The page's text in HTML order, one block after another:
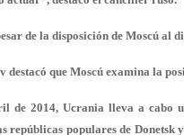
de la disposición de Moscú
destacó que Moscú examina la
de 2014, Ucrania lleva a cabo
repúblicas populares de Donetsk